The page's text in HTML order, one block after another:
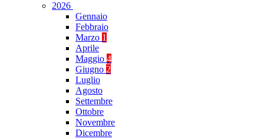
2026
Gennaio
Febbraio
Marzo 1
Aprile
Maggio 4
Giugno 2
Luglio
Agosto
Settembre
Ottobre
Novembre
Dicembre